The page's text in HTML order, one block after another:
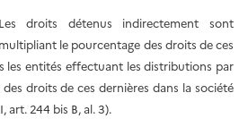
Les droits détenus indirectement sont
le pourcentage des droits de ces
les entités effectuant les distributions par
droits de ces dernières dans la société
art. 244 bis B, al. 3).